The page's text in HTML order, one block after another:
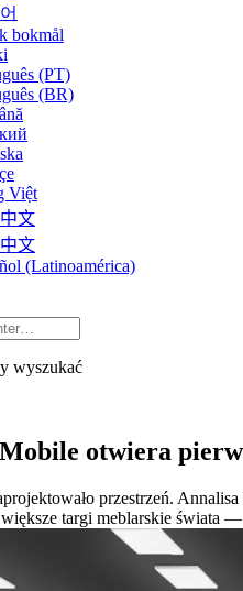
bokmål
(PT)
(BR)
Việt
文
文
(Latinoamérica)
wyszukać
otwiera
przestrzeń.
targi meblarskie świata